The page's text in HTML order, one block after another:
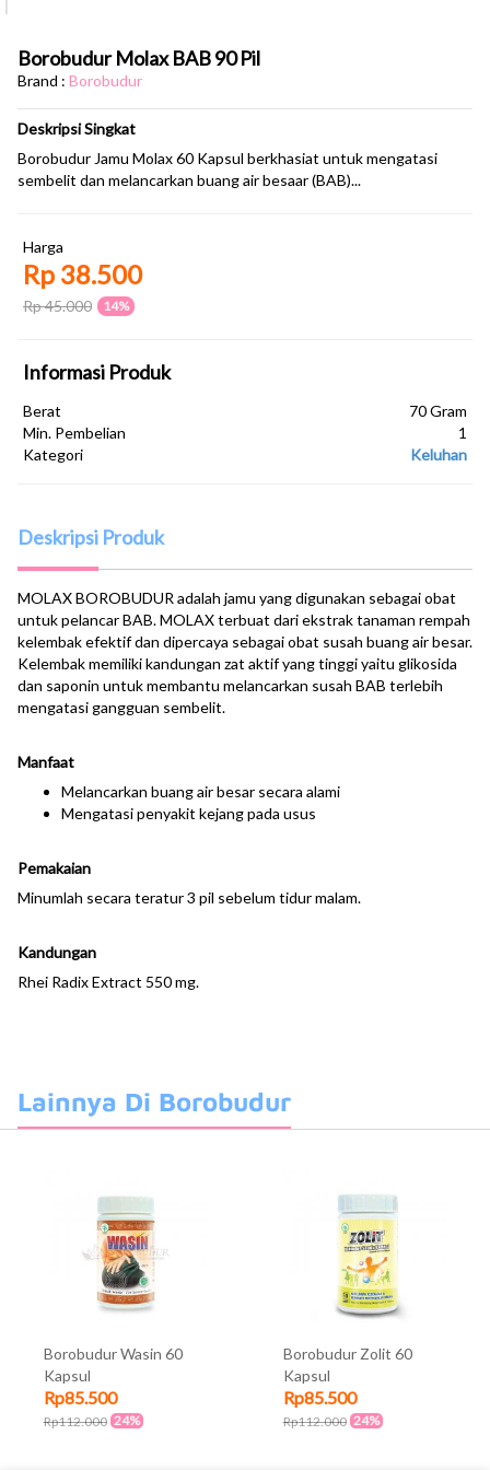
Borobudur Molax BAB 90 Pil
Brand : Borobudur
Deskripsi Singkat
Borobudur Jamu Molax 60 Kapsul berkhasiat untuk mengatasi
sembelit dan melancarkan buang air besaar (BAB)...
Harga
Rp 38.500
Rp 45.000 14%
Informasi Produk
Berat
70 Gram
Min. Pembelian
1
Kategori
Keluhan
Deskripsi Produk
MOLAX BOROBUDUR adalah jamu yang digunakan sebagai obat
untuk pelancar BAB. MOLAX terbuat dari ekstrak tanaman rempah
kelembak efektif dan dipercaya sebagai obat susah buang air besar.
Kelembak memiliki kandungan zat aktif yang tinggi yaitu glikosida
dan saponin untuk membantu melancarkan susah BAB terlebih
mengatasi gangguan sembelit.
Manfaat
Melancarkan buang air besar secara alami
Mengatasi penyakit kejang pada usus
Pemakaian
Minumlah secara teratur 3 pil sebelum tidur malam.
Kandungan
Rhei Radix Extract 550 mg.
Lainnya Di Borobudur
Borobudur Wasin 60
Kapsul
Rp85.500
Rp112.000 24%
Borobudur Zolit 60
Kapsul
Rp85.500
Rp112.000 24%